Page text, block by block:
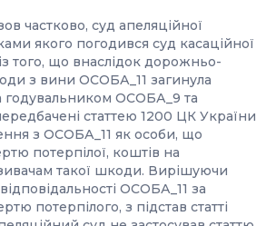
частково, суд апеляційної
якого погодився суд касаційної
того, що внаслідок дорожньо-
з вини ОСОБА_11 загинула
годувальником ОСОБА_9 та
статтею 1200 ЦК України
з ОСОБА_11 як особи, що
потерпілої, коштів на
такої шкоди. Вирішуючи
ОСОБА_11 за
потерпілого, з підстав статті